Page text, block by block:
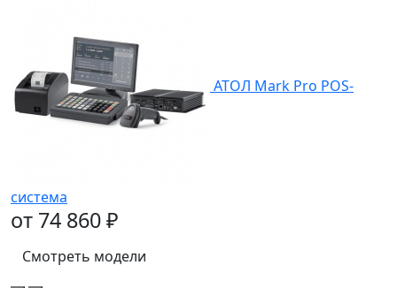
АТОЛ Mark Pro POS-
система
от 74 860 ₽
Смотреть модели